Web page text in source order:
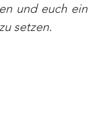
und euch ein
setzen.